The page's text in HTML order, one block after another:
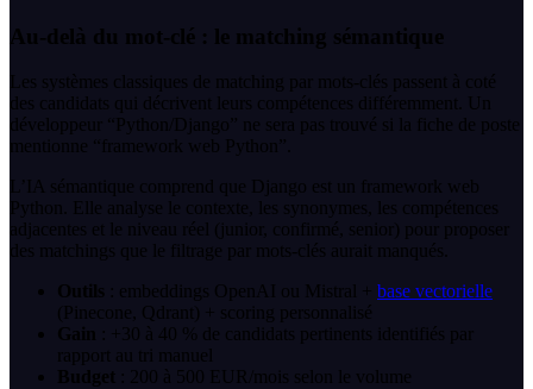
Au-delà du mot-clé : le matching sémantique
Les systèmes classiques de matching par mots-clés passent à coté
des candidats qui décrivent leurs compétences différemment. Un
développeur “Python/Django” ne sera pas trouvé si la fiche de poste
mentionne “framework web Python”.
L’IA sémantique comprend que Django est un framework web
Python. Elle analyse le contexte, les synonymes, les compétences
adjacentes et le niveau réel (junior, confirmé, senior) pour proposer
des matchings que le filtrage par mots-clés aurait manqués.
Outils : embeddings OpenAI ou Mistral + base vectorielle
(Pinecone, Qdrant) + scoring personnalisé
Gain : +30 à 40 % de candidats pertinents identifiés par
rapport au tri manuel
Budget : 200 à 500 EUR/mois selon le volume